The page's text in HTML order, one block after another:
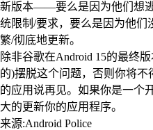
新版本——要么是因为他们想
统限制/要求，要么是因为他们
繁/彻底地更新。
除非谷歌在Android 15的最终
的)摆脱这个问题，否则你将不
的应用说再见。如果你是一个
大的更新你的应用程序。
来源:Android Police